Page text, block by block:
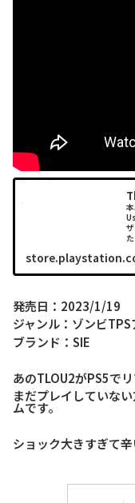
発売日：2023/1/19
ジャンル：ゾンビ
ブランド：SIE
あのTLOU2がPS5で
まだプレイしていな
ムです。
ショック大きすぎて